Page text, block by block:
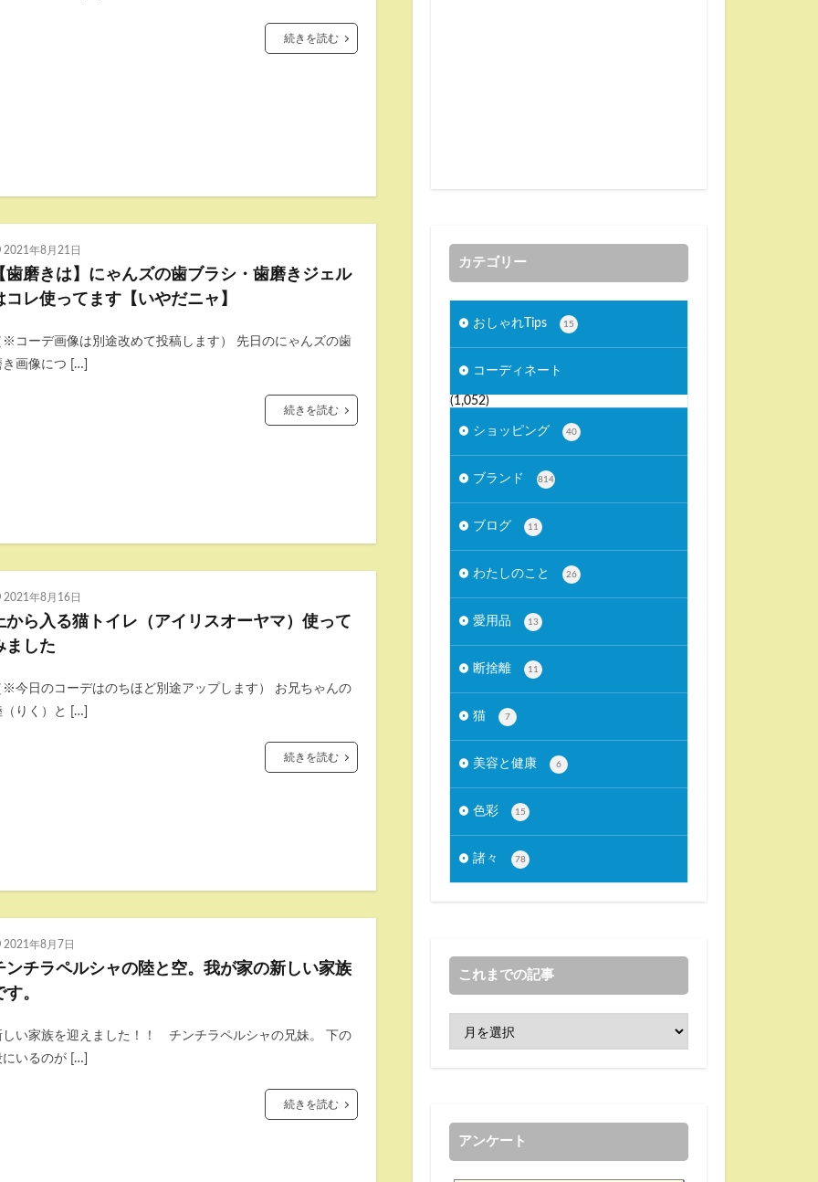
続きを読む
2021年8月21日
歯磨きは】にゃんズの歯ブラシ・歯磨きジェル
コレ使ってます【いやだニャ】
※コーデ画像は別途改めて投稿します） 先日のにゃんズの歯
き画像につ […]
続きを読む
2021年8月16日
から入る猫トイレ（アイリスオーヤマ）使って
ました
※今日のコーデはのちほど別途アップします） お兄ちゃんの
（りく）と […]
続きを読む
2021年8月7日
ンチラペルシャの陸と空。我が家の新しい家族
す。
しい家族を迎えました！！ チンチラペルシャの兄妹。 下の
にいるのが […]
続きを読む
カテゴリー
おしゃれTips 15
コーディネート
(1,052)
ショッピング 40
ブランド 814
ブログ 11
わたしのこと 26
愛用品 13
断捨離 11
猫 7
美容と健康 6
色彩 15
諸々 78
これまでの記事
アンケート